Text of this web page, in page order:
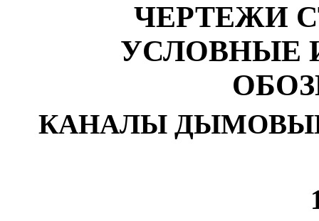
ЧЕРТЕЖИ
УСЛОВНЫЕ
КАНАЛЫ